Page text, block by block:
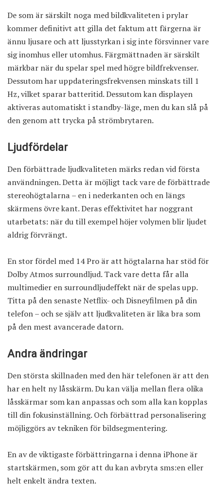
De som är särskilt noga med bildkvaliteten i prylar
kommer definitivt att gilla det faktum att färgerna är
ännu ljusare och att ljusstyrkan i sig inte försvinner vare
sig inomhus eller utomhus. Färgmättnaden är särskilt
märkbar när du spelar spel med högre bildfrekvenser.
Dessutom har uppdateringsfrekvensen minskats till 1
Hz, vilket sparar batteritid. Dessutom kan displayen
aktiveras automatiskt i standby-läge, men du kan slå på
den genom att trycka på strömbrytaren.
Ljudfördelar
Den förbättrade ljudkvaliteten märks redan vid första
användningen. Detta är möjligt tack vare de förbättrade
stereohögtalarna – en i nederkanten och en längs
skärmens övre kant. Deras effektivitet har noggrant
utarbetats: när du till exempel höjer volymen blir ljudet
aldrig förvrängt.
En stor fördel med 14 Pro är att högtalarna har stöd för
Dolby Atmos surroundljud. Tack vare detta får alla
multimedier en surroundljudeffekt när de spelas upp.
Titta på den senaste Netflix- och Disneyfilmen på din
telefon – och se själv att ljudkvaliteten är lika bra som
på den mest avancerade datorn.
Andra ändringar
Den största skillnaden med den här telefonen är att den
har en helt ny låsskärm. Du kan välja mellan flera olika
låsskärmar som kan anpassas och som alla kan kopplas
till din fokusinställning. Och förbättrad personalisering
möjliggörs av tekniken för bildsegmentering.
En av de viktigaste förbättringarna i denna iPhone är
startskärmen, som gör att du kan avbryta sms:en eller
helt enkelt ändra texten.